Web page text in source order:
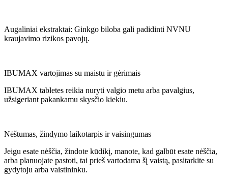
Augaliniai ekstraktai: Ginkgo biloba gali padidinti NVNU
kraujavimo rizikos pavojų.
IBUMAX vartojimas su maistu ir gėrimais
IBUMAX tabletes reikia nuryti valgio metu arba pavalgius,
užsigeriant pakankamu skysčio kiekiu.
Nėštumas, žindymo laikotarpis ir vaisingumas
Jeigu esate nėščia, žindote kūdikį, manote, kad galbūt esate nėščia,
arba planuojate pastoti, tai prieš vartodama šį vaistą, pasitarkite su
gydytoju arba vaistininku.